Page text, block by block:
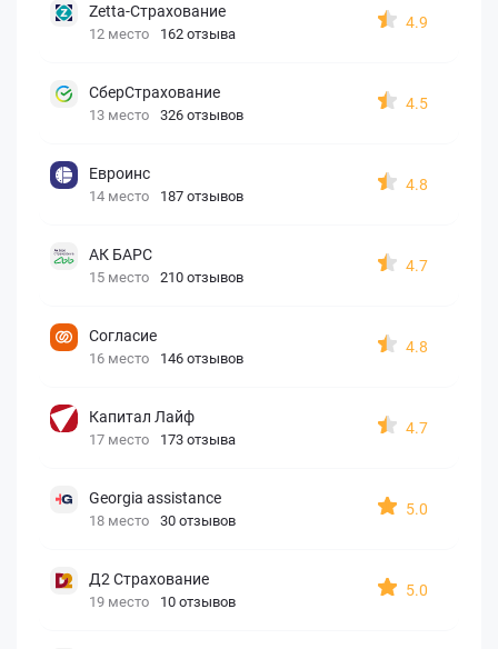
Zetta-Страхование
12 место 162 отзыва
4.9
СберСтрахование
13 место 326 отзывов
4.5
Евроинс
14 место 187 отзывов
4.8
АК БАРС
15 место 210 отзывов
4.7
Согласие
16 место 146 отзывов
4.8
Капитал Лайф
17 место 173 отзыва
4.7
Georgia assistance
18 место 30 отзывов
5.0
Д2 Страхование
19 место 10 отзывов
5.0